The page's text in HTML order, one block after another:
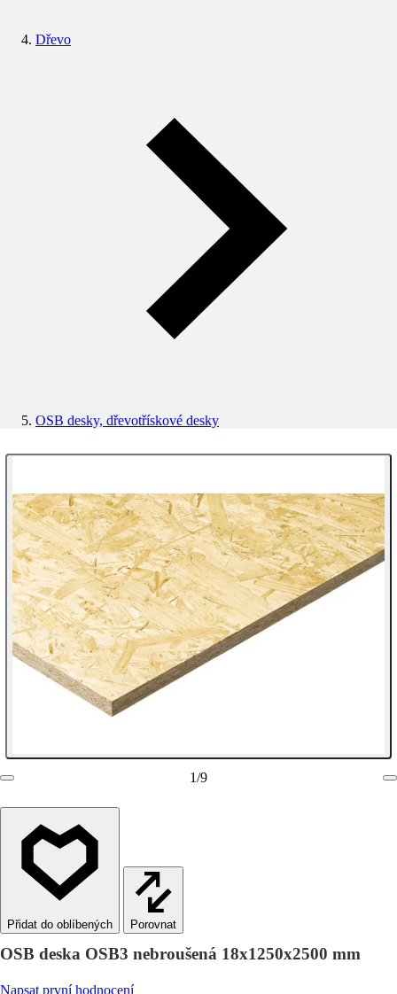
Dřevo
OSB desky, dřevotřískové desky
1/9
Porovnat
OSB deska OSB3 nebroušená 18x1250x2500 mm
Napsat první hodnocení